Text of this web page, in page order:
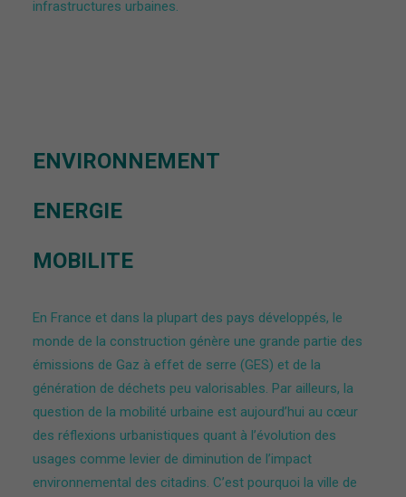
infrastructures urbaines.
ENVIRONNEMENT
ENERGIE
MOBILITE
En France et dans la plupart des pays développés, le
monde de la construction génère une grande partie des
émissions de Gaz à effet de serre (GES) et de la
génération de déchets peu valorisables. Par ailleurs, la
question de la mobilité urbaine est aujourd’hui au cœur
des réflexions urbanistiques quant à l’évolution des
usages comme levier de diminution de l’impact
environnemental des citadins. C’est pourquoi la ville de